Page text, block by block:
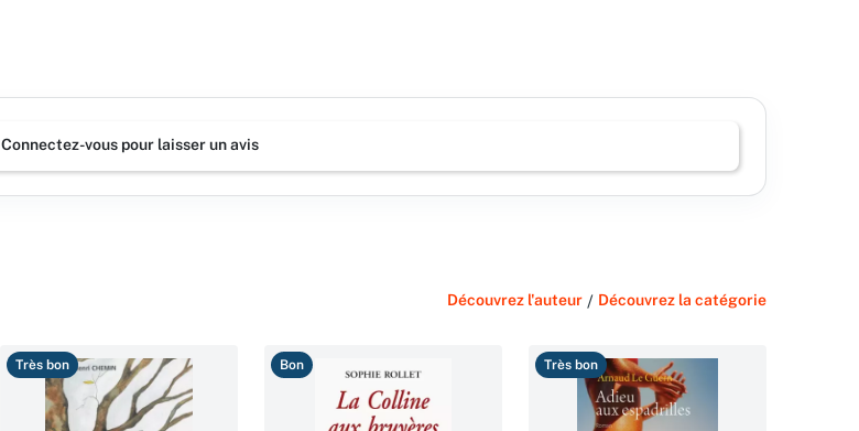
Connectez-vous pour laisser un avis
Découvrez l'auteur / Découvrez la catégorie
Très bon Bon Très bon